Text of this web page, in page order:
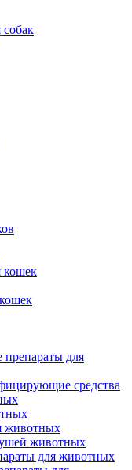
кошек
препараты для
средства
животных
животных
для животных